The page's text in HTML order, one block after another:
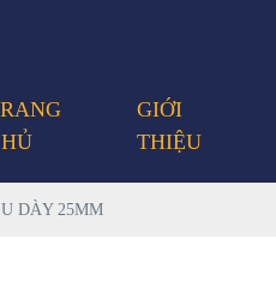
GIỚI
THIỆU
DÀY 25MM